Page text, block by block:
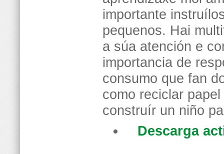
importante
pequenos. Hai
a súa atención e
importancia de
consumo que fan
como reciclar
construír un niño
Descarga